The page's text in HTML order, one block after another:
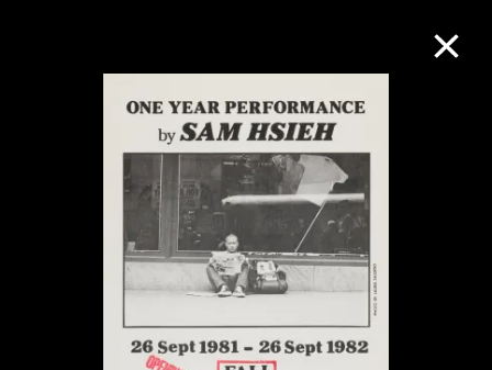
M+藏品
进一步筛选
关于M+藏品